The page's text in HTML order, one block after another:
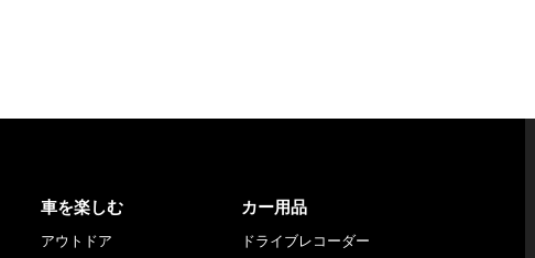
車を楽しむ
アウトドア
カー用品
ドライブレコーダー